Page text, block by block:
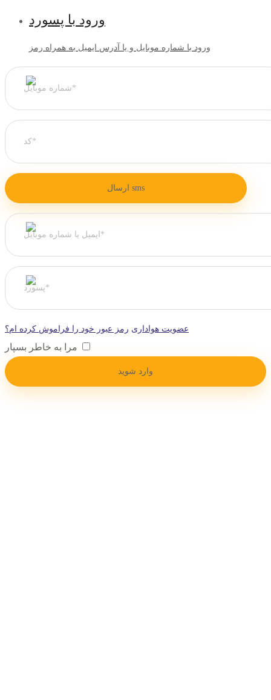
ورود با پسورد
ورود با شماره موبایل و یا آدرس ایمیل به همراه رمز
عضویت هواداری رمز عبور خود را فراموش کرده ام؟